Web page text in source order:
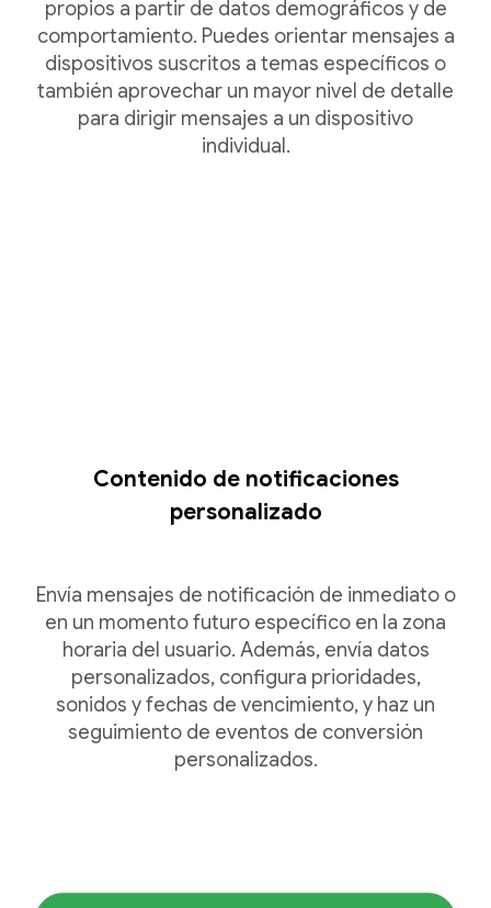
propios a partir de datos demográficos y de
comportamiento. Puedes orientar mensajes a
dispositivos suscritos a temas específicos o
también aprovechar un mayor nivel de detalle
para dirigir mensajes a un dispositivo
individual.
Contenido de notificaciones
personalizado
Envía mensajes de notificación de inmediato o
en un momento futuro específico en la zona
horaria del usuario. Además, envía datos
personalizados, configura prioridades,
sonidos y fechas de vencimiento, y haz un
seguimiento de eventos de conversión
personalizados.